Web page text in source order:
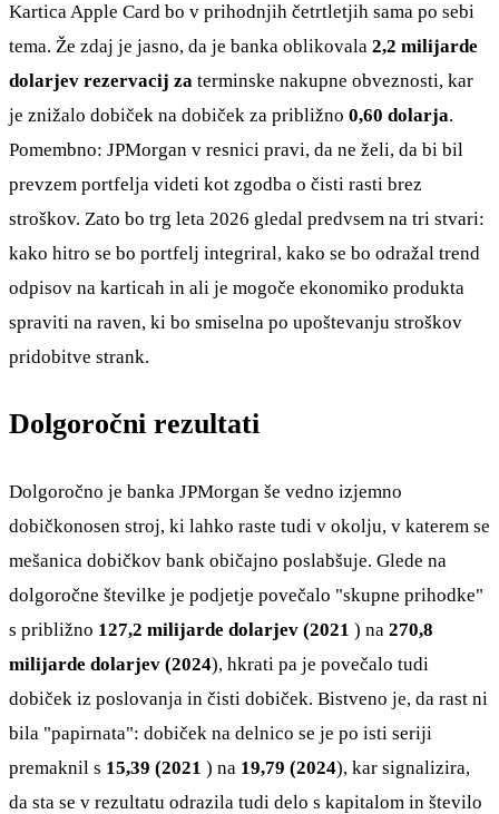
Kartica Apple Card bo v prihodnjih četrtletjih sama po sebi
tema. Že zdaj je jasno, da je banka oblikovala 2,2 milijarde
dolarjev rezervacij za terminske nakupne obveznosti, kar
je znižalo dobiček na dobiček za približno 0,60 dolarja.
Pomembno: JPMorgan v resnici pravi, da ne želi, da bi bil
prevzem portfelja videti kot zgodba o čisti rasti brez
stroškov. Zato bo trg leta 2026 gledal predvsem na tri stvari:
kako hitro se bo portfelj integriral, kako se bo odražal trend
odpisov na karticah in ali je mogoče ekonomiko produkta
spraviti na raven, ki bo smiselna po upoštevanju stroškov
pridobitve strank.
Dolgoročni rezultati
Dolgoročno je banka JPMorgan še vedno izjemno
dobičkonosen stroj, ki lahko raste tudi v okolju, v katerem se
mešanica dobičkov bank običajno poslabšuje. Glede na
dolgoročne številke je podjetje povečalo "skupne prihodke"
s približno 127,2 milijarde dolarjev (2021 ) na 270,8
milijarde dolarjev (2024), hkrati pa je povečalo tudi
dobiček iz poslovanja in čisti dobiček. Bistveno je, da rast ni
bila "papirnata": dobiček na delnico se je po isti seriji
premaknil s 15,39 (2021 ) na 19,79 (2024), kar signalizira,
da sta se v rezultatu odrazila tudi delo s kapitalom in število